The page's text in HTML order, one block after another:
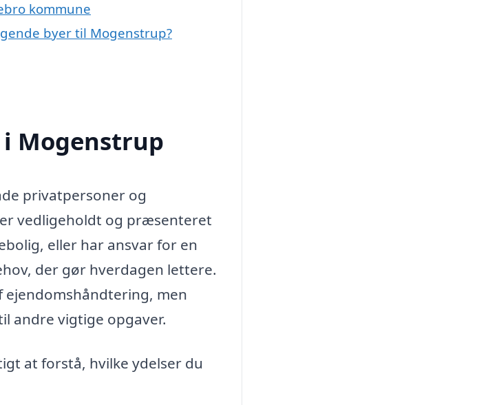
kommune
byer til Mogenstrup?
Mogenstrup
privatpersoner og
vedligeholdt og præsenteret
eller har ansvar for en
der gør hverdagen lettere.
men
andre vigtige opgaver.
at forstå, hvilke ydelser du